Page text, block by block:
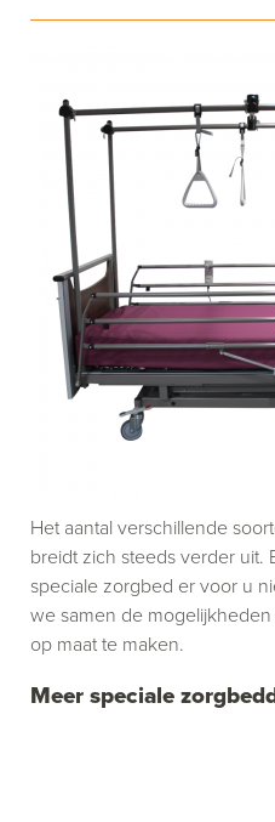
Meer speciale
Het aantal verschillende
breidt zich steeds verder uit.
speciale zorgbed er voor u
we samen de
op maat te maken.